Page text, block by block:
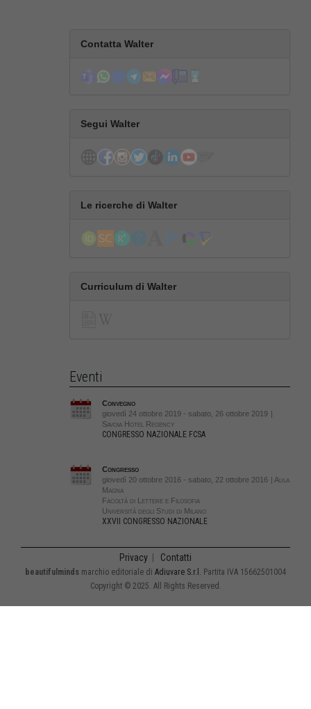
Contatta Walter
Segui Walter
Le ricerche di Walter
Curriculum di Walter
Eventi
Convegno
giovedì 24 ottobre 2019 - sabato, 26 ottobre 2019
Savoia Hotel Regency
CONGRESSO NAZIONALE FCSA
Congresso
giovedì 20 ottobre 2016 - sabato, 22 ottobre 2016
| Aula
Magna
Facoltà di Lettere e Filosofia
Università degli Studi di Milano
XXVII CONGRESSO NAZIONALE
Privacy Contatti
beautifulminds marchio editoriale di Adiuvare S.r.l. Partita IVA 15662501004
Copyright © 2025. All Rights Reserved.